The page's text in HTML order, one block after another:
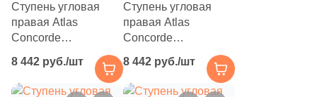
Ступень угловая
правая Atlas
Concorde
Empire Silver Root
33x60 серая
8 442 руб./шт
Ступень угловая
правая Atlas
Concorde
Empire Tajmahal
Scalino 33x60
8 442 руб./шт